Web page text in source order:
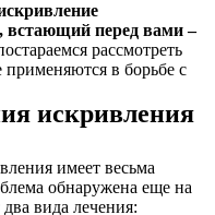
встающий перед вами –
рассмотреть
в борьбе с
искривления
имеет весьма
обнаружена еще на
вида лечения: